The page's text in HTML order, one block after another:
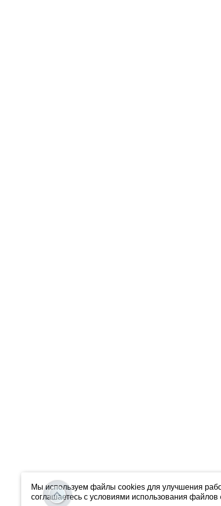
Мы используем файлы cookies для улучшения
соглашаетесь с условиями использования файлов